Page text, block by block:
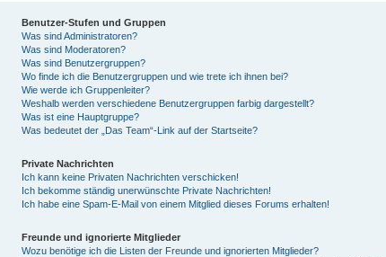
Benutzer-Stufen und Gruppen
Was sind Administratoren?
Was sind Moderatoren?
Was sind Benutzergruppen?
Wo finde ich die Benutzergruppen und wie trete ich ihnen bei?
Wie werde ich Gruppenleiter?
Weshalb werden verschiedene Benutzergruppen farbig dargestellt?
Was ist eine Hauptgruppe?
Was bedeutet der „Das Team“-Link auf der Startseite?
Private Nachrichten
Ich kann keine Privaten Nachrichten verschicken!
Ich bekomme ständig unerwünschte Private Nachrichten!
Ich habe eine Spam-E-Mail von einem Mitglied dieses Forums erhalten!
Freunde und ignorierte Mitglieder
Wozu benötige ich die Listen der Freunde und ignorierten Mitglieder?